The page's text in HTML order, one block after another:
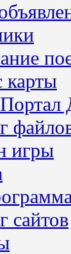
карты
игры
сайтов